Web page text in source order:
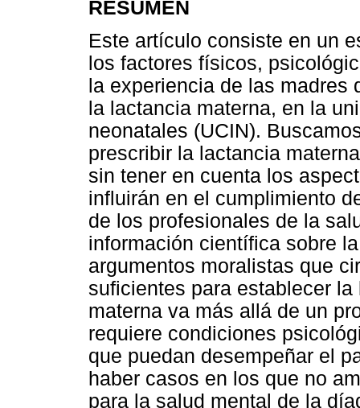
RESUMEN
Este artículo consiste en un
los factores físicos,
la experiencia de las
la lactancia materna, en la
neonatales (UCIN).
prescribir la lactancia
sin tener en cuenta los
influirán en el cumplimiento
de los profesionales de la
información científica sobre
argumentos moralistas que
suficientes para establecer
materna va más allá de un
requiere condiciones
que puedan desempeñar el
haber casos en los que no
para la salud mental de la